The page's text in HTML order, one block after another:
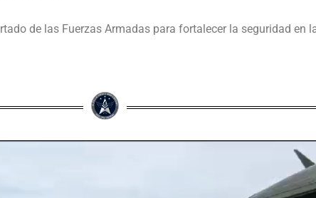
de las Fuerzas Armadas para fortalecer la seguridad en